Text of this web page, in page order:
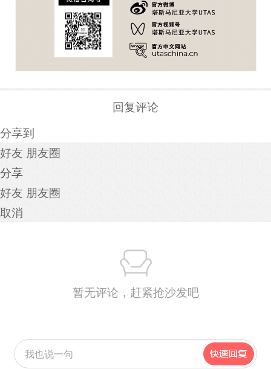
回复评论
分享到
好友 朋友圈
分享
好友 朋友圈
取消
暂无评论，赶紧抢沙发吧